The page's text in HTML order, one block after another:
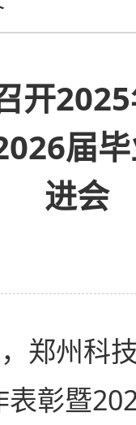
开
届
进会
郑州科
彰暨